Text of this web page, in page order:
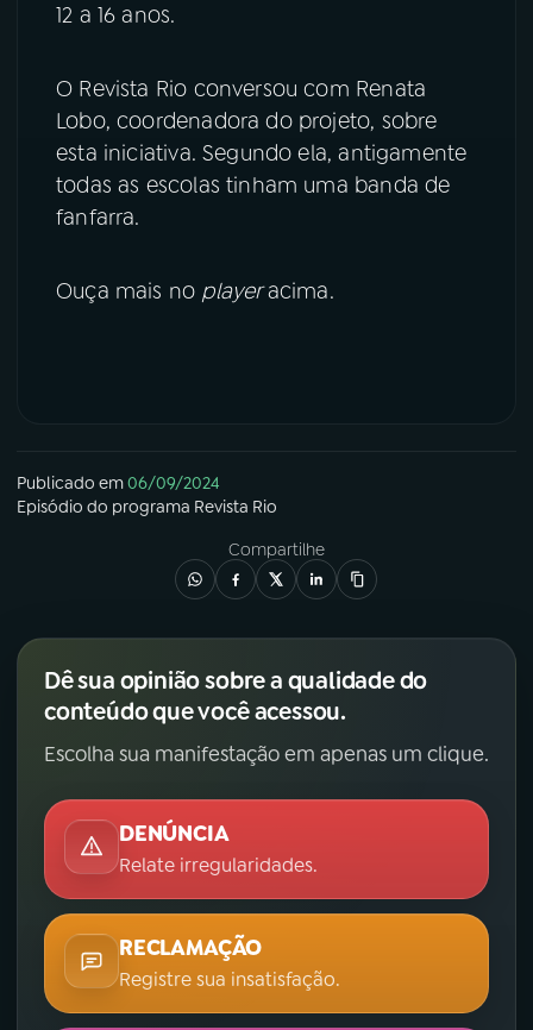
12 a 16 anos.
O Revista Rio conversou com Renata
Lobo, coordenadora do projeto, sobre
esta iniciativa. Segundo ela, antigamente
todas as escolas tinham uma banda de
fanfarra.
Ouça mais no playeracima.
Publicado em06/09/2024
Episódio do programa Revista Rio
Compartilhe
Dê sua opinião sobre a qualidade do
conteúdo que você acessou.
Escolha sua manifestação em apenas um clique.
DENÚNCIA
Relate irregularidades.
RECLAMAÇÃO
Registre sua insatisfação.